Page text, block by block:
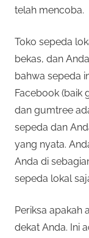
telah mencoba.
Toko sepeda
bekas, dan
bahwa sepeda
Facebook (baik
dan gumtree
sepeda dan
yang nyata.
Anda di
sepeda lokal
Periksa apakah
dekat Anda. Ini